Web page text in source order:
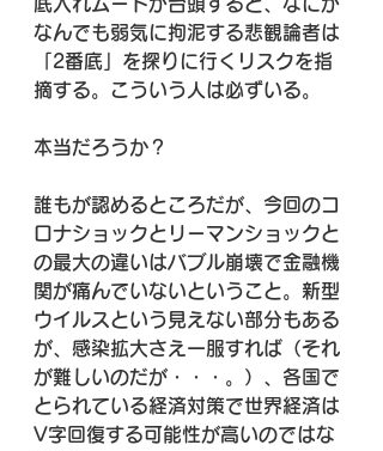
なんでも弱気に拘泥する悲観論者は
「2番底」を探りに行くリスクを指
摘する。こういう人は必ずいる。
本当だろうか？
誰もが認めるところだが、今回のコ
ロナショックとリーマンショックと
の最大の違いはバブル崩壊で金融機
関が痛んでいないということ。新型
ウイルスという見えない部分もある
が、感染拡大さえ一服すれば（それ
が難しいのだが・・・。）、各国で
とられている経済対策で世界経済は
V字回復する可能性が高いのではな